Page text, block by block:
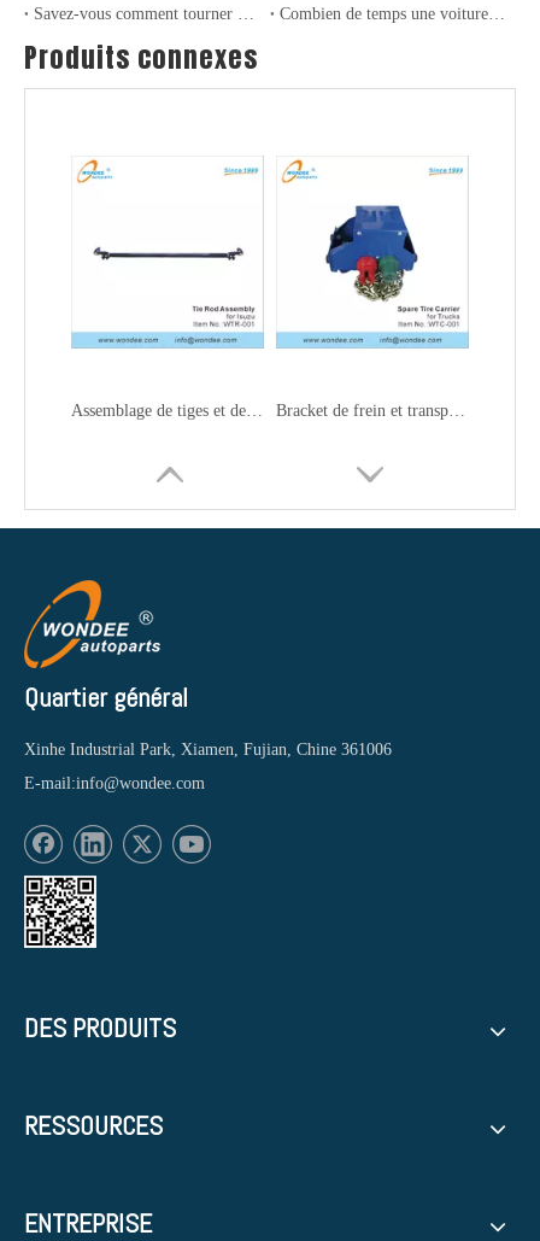
Savez-vous comment tourner à gauche dans la zone d'attente? Quand dois-je entrer?
Combien de temps une voiture peut-elle être stationnée et non conduite au maximum?
Produits connexes
Hub de roue pour camions et remorques robustes
Assemblage de tiges et des liens de traînée Assemblage pour les camions Bracket de frein et transporteur de pneus de rechange pour camions
Quartier général
Xinhe Industrial Park, Xiamen, Fujian, Chine 361006
E-mail:info@wondee.com
DES PRODUITS
RESSOURCES
ENTREPRISE